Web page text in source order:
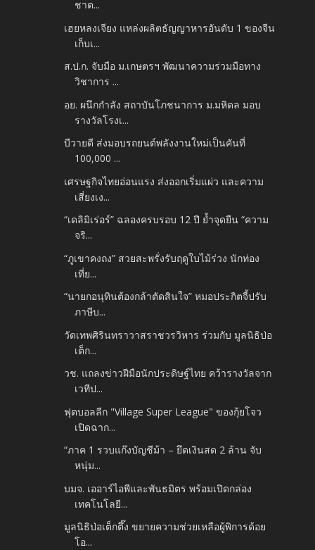
ชาต...
เฮยหลงเจียง แหล่งผลิตธัญญาหารอันดับ 1 ของจีน
เก็บเ...
ส.ป.ก. จับมือ ม.เกษตรฯ พัฒนาความร่วมมือทาง
วิชาการ ...
อย. ผนึกกำลัง สถาบันโภชนาการ ม.มหิดล มอบ
รางวัลโรงเ...
บีวายดี ส่งมอบรถยนต์พลังงานใหม่เป็นคันที่
100,000 ...
เศรษฐกิจไทยอ่อนแรง ส่งออกเริ่มแผ่ว และความ
เสี่ยงเง...
“เดลิมิเร่อร์” ฉลองครบรอบ 12 ปี ย้ำจุดยืน “ความ
จริ...
“ภูเขาคงถง” สวยสะพรั่งรับฤดูใบไม้ร่วง นักท่อง
เที่ย...
“นายกอนุทินต้องกล้าตัดสินใจ” หมอประกิตจี้ปรับ
ภาษีบ...
วัดเทพศิรินทราวาสราชวรวิหาร ร่วมกับ มูลนิธิป่อ
เต็ก...
วช. แถลงข่าวฝีมือนักประดิษฐ์ไทย คว้ารางวัลจาก
เวทีป...
ฟุตบอลลีก "Village Super League" ของกุ้ยโจว
เปิดฉาก...
“ภาค 1 รวบแก๊งบัญชีม้า – ยึดเงินสด 2 ล้าน จับ
หนุ่ม...
บมจ. เออาร์ไอพีและพันธมิตร พร้อมเปิดกล่อง
เทคโนโลยี...
มูลนิธิป่อเต็กตึ๊ง ขยายความช่วยเหลือผู้พิการด้อย
โอ...